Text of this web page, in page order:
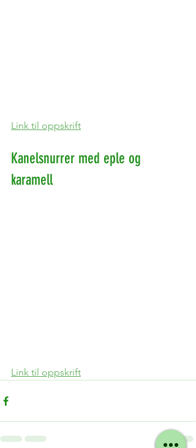
Link til oppskrift
Kanelsnurrer med eple og
karamell
Link til oppskrift